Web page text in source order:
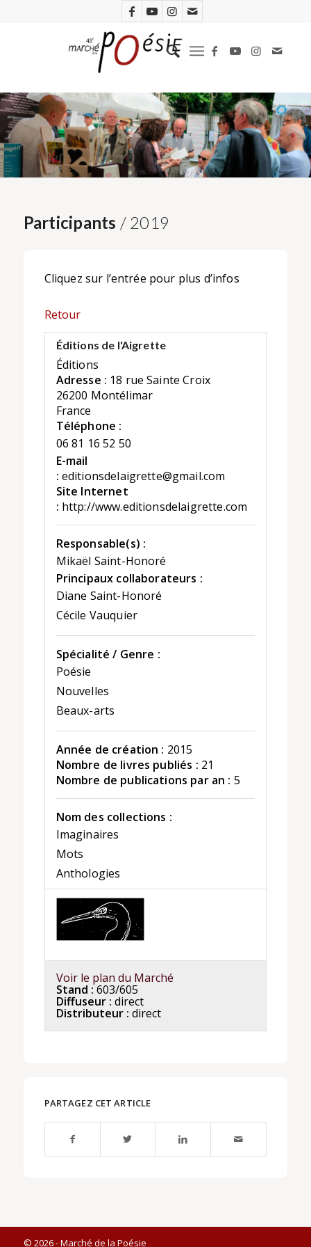
Participants / 2019
Cliquez sur l’entrée pour plus d’infos
Retour
Éditions de l'Aigrette
Éditions
Adresse : 18 rue Sainte Croix
26200 Montélimar
France
Téléphone :
06 81 16 52 50
E-mail
: editionsdelaigrette@gmail.com
Site Internet
: http://www.editionsdelaigrette.com
Responsable(s) :
Mikaël Saint-Honoré
Principaux collaborateurs :
Diane Saint-Honoré
Cécile Vauquier
Spécialité / Genre :
Poésie
Nouvelles
Beaux-arts
Année de création : 2015
Nombre de livres publiés : 21
Nombre de publications par an : 5
Nom des collections :
Imaginaires
Mots
Anthologies
Voir le plan du Marché
Stand : 603/605
Diffuseur : direct
Distributeur : direct
PARTAGEZ CET ARTICLE
© 2026 - Marché de la Poésie